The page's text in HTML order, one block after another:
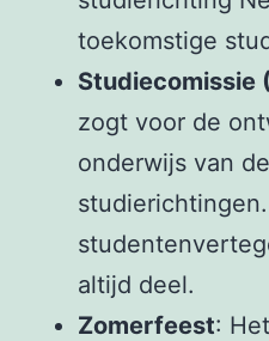
toekomstige
Studiecomissie
zogt voor de
onderwijs van
altijd deel.
Zomerfeest: